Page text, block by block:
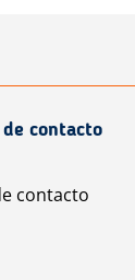
contacto
contacto